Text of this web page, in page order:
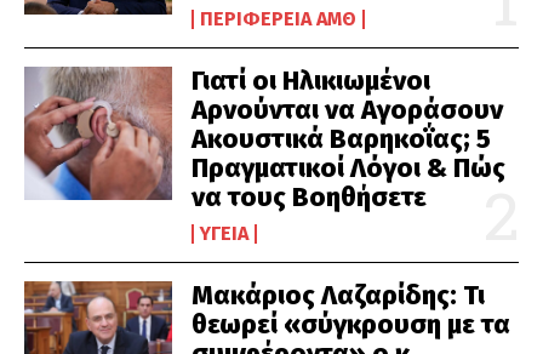
ΠΕΡΙΦΈΡΕΙΑ ΑΜΘ
Γιατί οι Ηλικιωμένοι
Αρνούνται να Αγοράσουν
Ακουστικά Βαρηκοΐας; 5
Πραγματικοί Λόγοι & Πώς
να τους Βοηθήσετε
ΥΓΕΊΑ
Μακάριος Λαζαρίδης: Τι
θεωρεί «σύγκρουση με τα